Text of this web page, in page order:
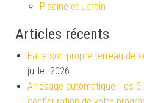
Piscine et Jardin
Articles récents
Faire son propre terreau de
juillet 2026
Arrosage automatique : les